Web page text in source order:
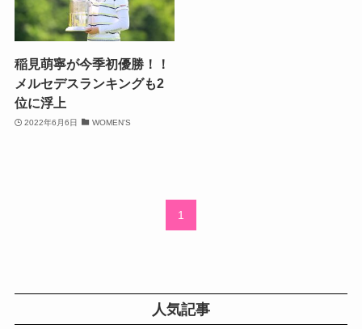
稲見萌寧が今季初優勝！！
メルセデスランキングも2
位に浮上
2022年6月6日 WOMEN'S
1
人気記事